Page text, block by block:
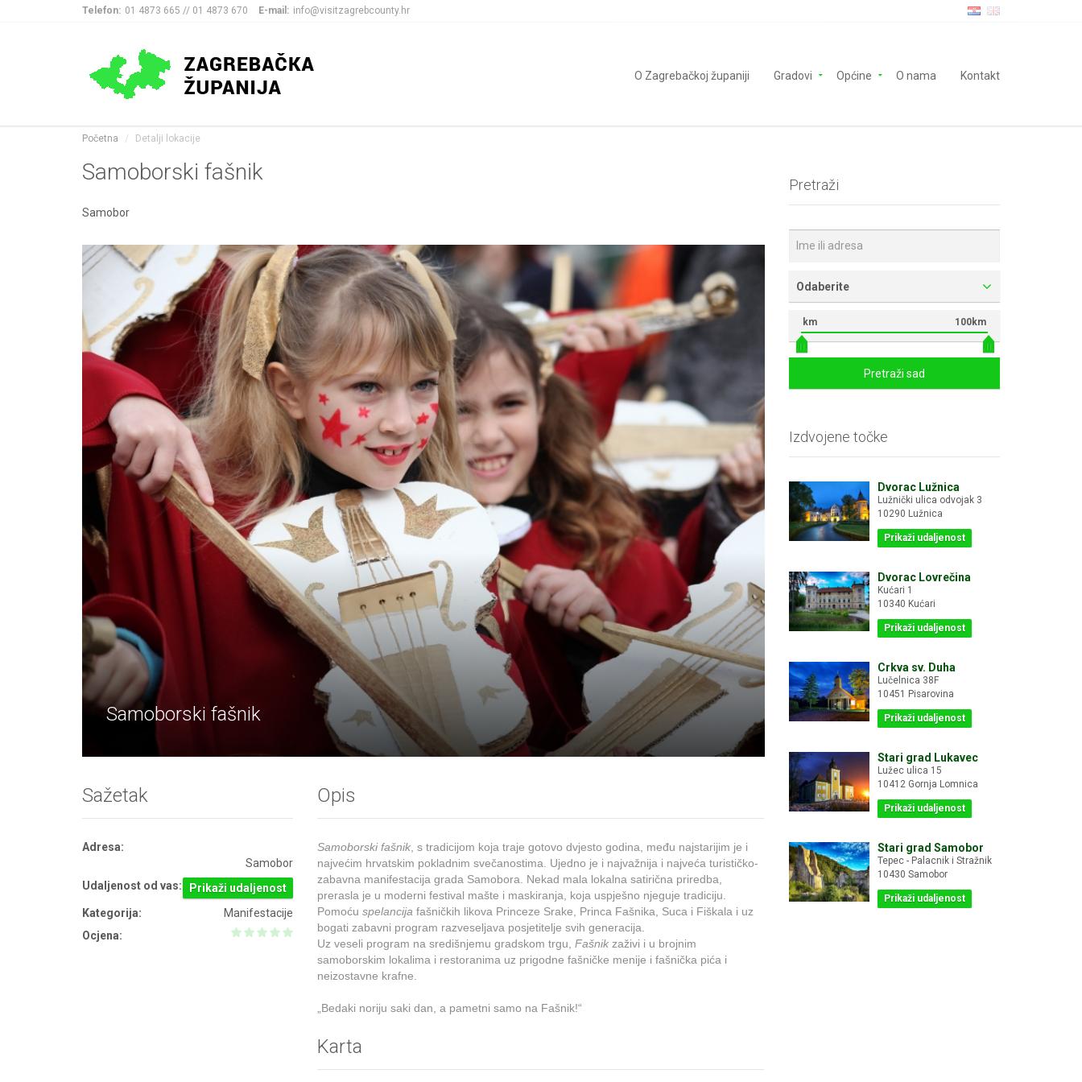
Telefon: 01 4873 665 // 01 4873 670 E-mail: info@visitzagrebcounty.hr
O Zagrebačkoj županiji Gradovi Općine O nama Kontakt
Početna Detalji lokacije
Samoborski fašnik
Samobor
Samoborski fašnik
Sažetak
Adresa:
Samobor
Udaljenost od vas:
Prikaži udaljenost
Kategorija:
Manifestacije
Ocjena:
Opis
Samoborski fašnik , s tradicijom koja traje gotovo dvjesto godina, među najstarijim je i
najvećim hrvatskim pokladnim svečanostima. Ujedno je i najvažnija i najveća turističko-
zabavna manifestacija grada Samobora. Nekad mala lokalna satirična priredba,
prerasla je u moderni festival mašte i maskiranja, koja uspješno njeguje tradiciju.
Pomoćuspelancija fašničkih likova Princeze Srake, Princa Fašnika, Suca i Fiškala i uz
bogati zabavni program razveseljava posjetitelje svih generacija.
Uz veseli program na središnjemu gradskom trgu,Fašnik zaživi i u brojnim
samoborskim lokalima i restoranima uz prigodne fašničke menije i fašnička pića i
neizostavne krafne.
„Bedaki noriju saki dan, a pametni samo na Fašnik!“
Karta
Pretraži
Odaberite
km 100km
Pretraži sad
Izdvojene točke
Dvorac Lužnica
Lužnički ulica odvojak 3
10290 Lužnica
Prikaži udaljenost
Dvorac Lovrečina
Kućari 1
10340 Kućari
Prikaži udaljenost
Crkva sv. Duha
Lučelnica 38F
10451 Pisarovina
Prikaži udaljenost
Stari grad Lukavec
Lužec ulica 15
10412 Gornja Lomnica
Prikaži udaljenost
Stari grad Samobor
Tepec - Palacnik i Stražnik
10430 Samobor
Prikaži udaljenost